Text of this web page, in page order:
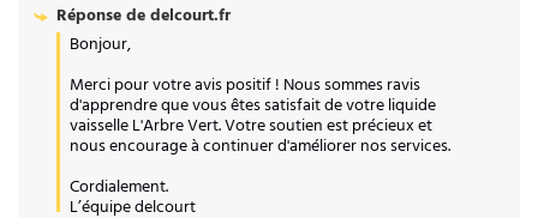
Réponse dedelcourt.fr
Bonjour,
Merci pour votre avis positif ! Nous sommes ravis
d'apprendre que vous êtes satisfait de votre liquide
vaisselle L'Arbre Vert. Votre soutien est précieux et
nous encourage à continuer d'améliorer nos services.
Cordialement.
L’équipe delcourt